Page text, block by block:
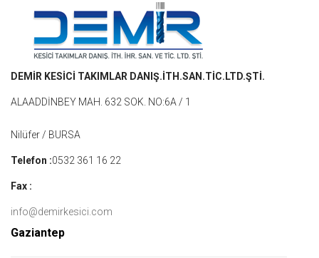
DEMİR KESİCİ TAKIMLAR DANIŞ.İTH.SAN.TİC.LTD.ŞTİ.
ALAADDİNBEY MAH. 632 SOK. NO:6A / 1
Nilüfer / BURSA
Telefon :0532 361 16 22
Fax :
info@demirkesici.com
Gaziantep